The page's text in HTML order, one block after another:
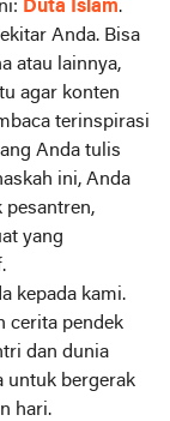
Duta Islam.
Anda. Bisa
atau lainnya,
agar konten
terinspirasi
Anda tulis
ini, Anda
pesantren,
yang
kepada kami.
cerita pendek
dan dunia
untuk bergerak
hari.